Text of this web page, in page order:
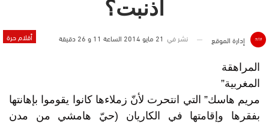
أذنبت؟
أقلام حرة إدارة الموقع نشر في 21 مايو 2014 الساعة 11 و 26 دقيقة
المراهقة
المغربية”
مريم هاسك” التي انتحرت لأنّ زملاءها كانوا يقوموا بإهانتها
بفقرها وإقامتها في الكاريان (حيّ هامشي من مدن